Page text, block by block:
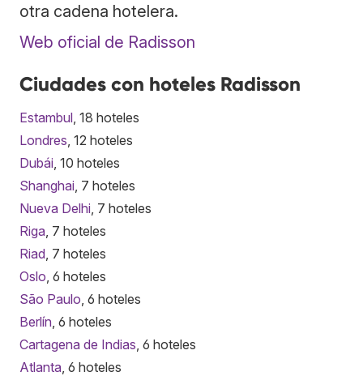
otra cadena hotelera.
Web oficial de Radisson
Ciudades con hoteles Radisson
Estambul , 18 hoteles
Londres , 12 hoteles
Dubái , 10 hoteles
Shanghai , 7 hoteles
Nueva Delhi , 7 hoteles
Riga , 7 hoteles
Riad , 7 hoteles
Oslo , 6 hoteles
São Paulo , 6 hoteles
Berlín , 6 hoteles
Cartagena de Indias , 6 hoteles
Atlanta , 6 hoteles